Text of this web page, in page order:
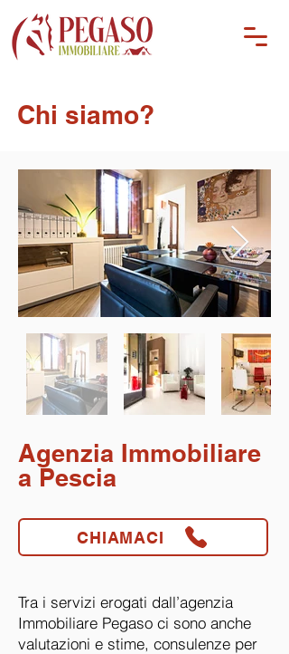
Chi siamo?
Agenzia Immobiliare
a Pescia
CHIAMACI
Tra i servizi erogati dall’agenzia
Immobiliare Pegaso ci sono anche
valutazioni e stime, consulenze per